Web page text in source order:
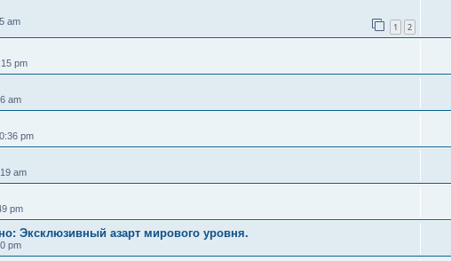
am 1 2
pm
am
pm
am
pm
Эксклюзивный азарт мирового уровня.
pm